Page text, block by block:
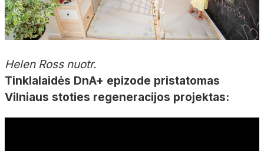
Helen Ross nuotr.
Tinklalaidės DnA+ epizode pristatomas
Vilniaus stoties regeneracijos projektas: